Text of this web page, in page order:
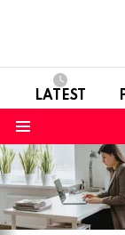
LATEST
LATEST
STORIES